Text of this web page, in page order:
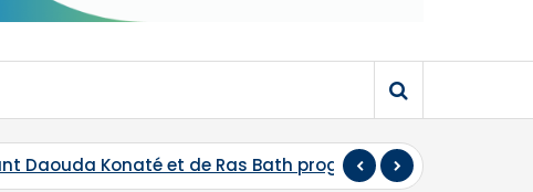
Daouda Konaté et de Ras Bath programmés